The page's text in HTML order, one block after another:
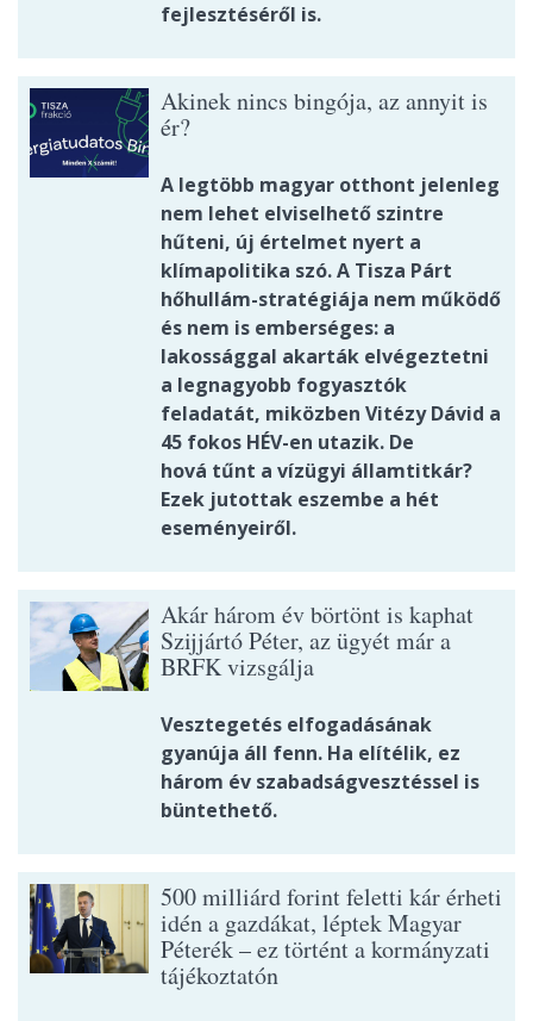
fejlesztéséről is.
Akinek nincs bingója, az annyit is
ér?
A legtöbb magyar otthont jelenleg
nem lehet elviselhető szintre
hűteni, új értelmet nyert a
klímapolitika szó. A Tisza Párt
hőhullám-stratégiája nem működő
és nem is emberséges: a
lakossággal akarták elvégeztetni
a legnagyobb fogyasztók
feladatát, miközben Vitézy Dávid a
45 fokos HÉV-en utazik. De
hová tűnt a vízügyi államtitkár?
Ezek jutottak eszembe a hét
eseményeiről.
Akár három év börtönt is kaphat
Szijjártó Péter, az ügyét már a
BRFK vizsgálja
Vesztegetés elfogadásának
gyanúja áll fenn. Ha elítélik, ez
három év szabadságvesztéssel is
büntethető.
500 milliárd forint feletti kár érheti
idén a gazdákat, léptek Magyar
Péterék – ez történt a kormányzati
tájékoztatón